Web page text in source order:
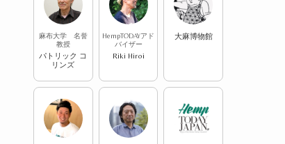
麻布大学 名誉
教授
パトリック コ
リンズ
HempTODAYアド
バイザー
Riki Hiroi
大麻博物館